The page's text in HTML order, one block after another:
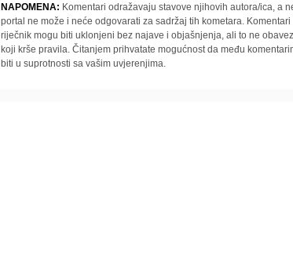
NAPOMENA: Komentari odražavaju stavove njihovih autora/ica, a
portal ne može i neće odgovarati za sadržaj tih kometara.
riječnik mogu biti uklonjeni bez najave i objašnjenja, ali to ne
koji krše pravila. Čitanjem prihvatate mogućnost da među
biti u suprotnosti sa vašim uvjerenjima.